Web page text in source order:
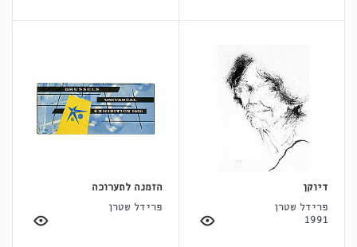
דיוקן
פרידל שטרן
1991
הזמנה לתערוכה
פרידל שטרן